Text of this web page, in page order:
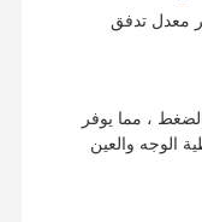
معدل تدفق
، مما يوفر
لتغطية الوجه والعين